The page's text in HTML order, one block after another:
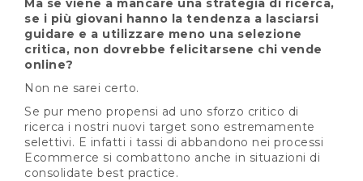
Ma se viene a mancare una strategia di ricerca,
se i più giovani hanno la tendenza a lasciarsi
guidare e a utilizzare meno una selezione
critica, non dovrebbe felicitarsene chi vende
online?
Non ne sarei certo.
Se pur meno propensi ad uno sforzo critico di
ricerca i nostri nuovi target sono estremamente
selettivi. E infatti i tassi di abbandono nei processi
Ecommerce si combattono anche in situazioni di
consolidate best practice.